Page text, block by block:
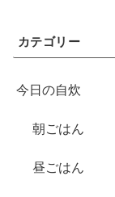
カテゴリー
今日の自炊
朝ごはん
昼ごはん